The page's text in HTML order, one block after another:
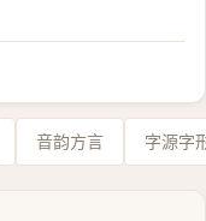
音韵方言 字源字